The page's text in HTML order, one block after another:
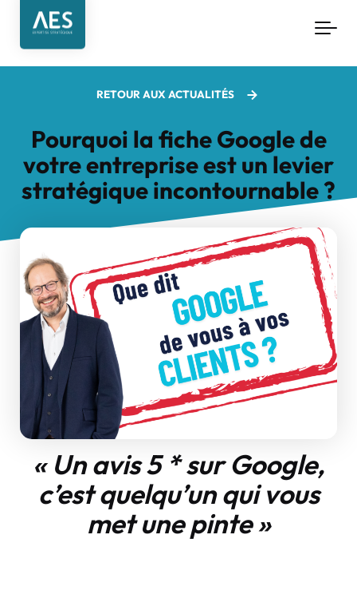
Aller au contenu principal
RETOUR AUX ACTUALITÉS
Pourquoi la fiche Google de
votre entreprise est un levier
stratégique incontournable ?
« Un avis 5 * sur Google,
c’est quelqu’un qui vous
met une pinte »